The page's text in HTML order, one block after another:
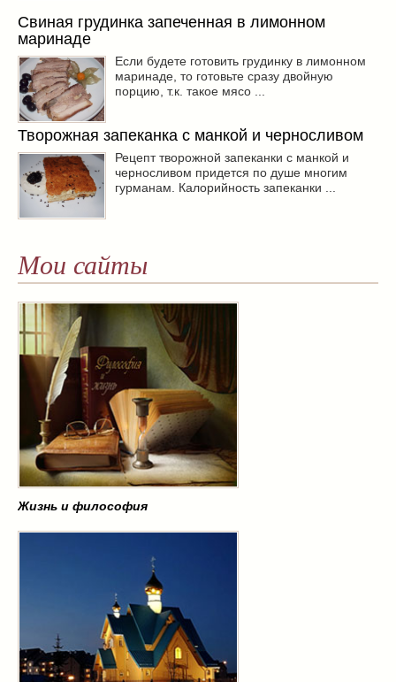
Свиная грудинка запеченная в лимонном
маринаде
Если будете готовить грудинку в лимонном
маринаде, то готовьте сразу двойную
порцию, т.к. такое мясо ...
Творожная запеканка с манкой и черносливом
Рецепт творожной запеканки с манкой и
черносливом придется по душе многим
гурманам. Калорийность запеканки ...
Мои сайты
Жизнь и философия